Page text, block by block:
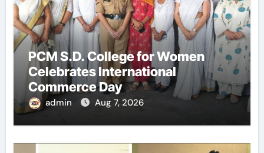
PCM S.D. College for Women
Celebrates International
Commerce Day
admin Aug 7, 2026